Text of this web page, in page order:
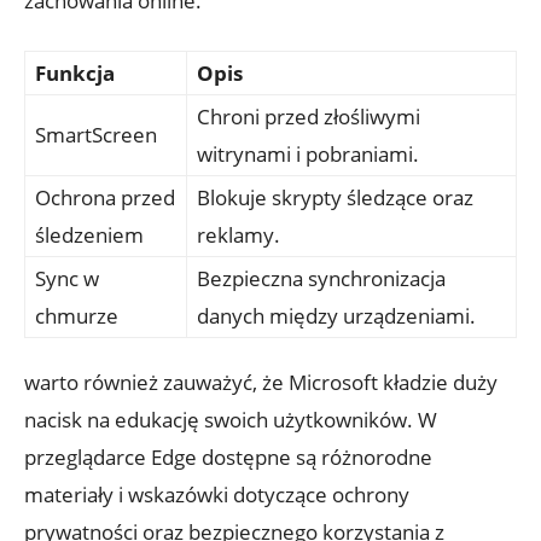
Funkcja Opis
SmartScreen
Chroni przed złośliwymi
witrynami ​i pobraniami.
Ochrona przed
śledzeniem
Blokuje skrypty śledzące ⁤oraz
reklamy.
Sync w
chmurze
Bezpieczna synchronizacja
danych między⁤ urządzeniami.
warto również zauważyć,⁣ że​ Microsoft ‍kładzie‌ duży
nacisk na edukację swoich użytkowników. W
⁣przeglądarce Edge dostępne są różnorodne‌
materiały i wskazówki dotyczące ‌ochrony⁢
prywatności oraz bezpiecznego‌ korzystania ⁢z ​